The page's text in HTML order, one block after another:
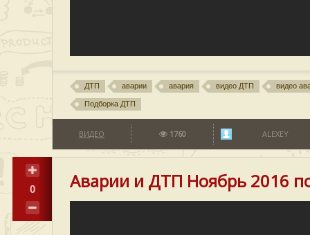
ДТП аварии авария видео ДТП видео
Подборка ДТП
ВИДЕО 1760 ALEXEY
0 Аварии и ДТП Ноябрь 2016